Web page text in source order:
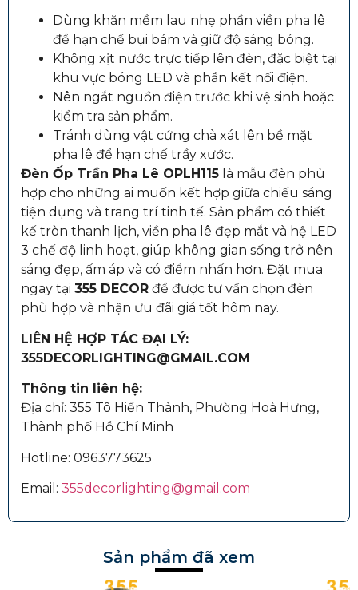
Dùng khăn mềm lau nhẹ phần viền pha lê
để hạn chế bụi bám và giữ độ sáng bóng.
Không xịt nước trực tiếp lên đèn, đặc biệt tại
khu vực bóng LED và phần kết nối điện.
Nên ngắt nguồn điện trước khi vệ sinh hoặc
kiểm tra sản phẩm.
Tránh dùng vật cứng chà xát lên bề mặt
pha lê để hạn chế trầy xước.
Đèn Ốp Trần Pha Lê OPLH115 là mẫu đèn phù
hợp cho những ai muốn kết hợp giữa chiếu sáng
tiện dụng và trang trí tinh tế. Sản phẩm có thiết
kế tròn thanh lịch, viền pha lê đẹp mắt và hệ LED
3 chế độ linh hoạt, giúp không gian sống trở nên
sáng đẹp, ấm áp và có điểm nhấn hơn. Đặt mua
ngay tại 355 DECOR để được tư vấn chọn đèn
phù hợp và nhận ưu đãi giá tốt hôm nay.
LIÊN HỆ HỢP TÁC ĐẠI LÝ:
355DECORLIGHTING@GMAIL.COM
Thông tin liên hệ:
Địa chỉ: 355 Tô Hiến Thành, Phường Hoà Hưng,
Thành phố Hồ Chí Minh
Hotline: 0963773625
Email: 355decorlighting@gmail.com
Sản phẩm đã xem